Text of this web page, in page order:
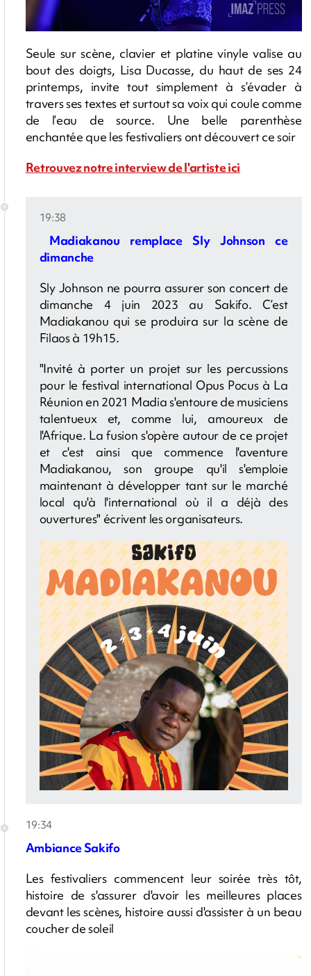
Seule sur scène, clavier et platine vinyle valise au
bout des doigts, Lisa Ducasse, du haut de ses 24
printemps, invite tout simplement à s’évader à
travers ses textes et surtout sa voix qui coule comme
de l’eau de source. Une belle parenthèse
enchantée que les festivaliers ont découvert ce soir
Retrouvez notre interview de l'artiste ici
19:38
Madiakanou remplace Sly Johnson ce
dimanche
Sly Johnson ne pourra assurer son concert de
dimanche 4 juin 2023 au Sakifo. C’est
Madiakanou qui se produira sur la scène de
Filaos à 19h15.
"Invité à porter un projet sur les percussions
pour le festival international Opus Pocus à La
Réunion en 2021 Madia s'entoure de musiciens
talentueux et, comme lui, amoureux de
l'Afrique. La fusion s'opère autour de ce projet
et c'est ainsi que commence l'aventure
Madiakanou, son groupe qu'il s'emploie
maintenant à développer tant sur le marché
local qu'à l'international où il a déjà des
ouvertures" écrivent les organisateurs.
19:34
Ambiance Sakifo
Les festivaliers commencent leur soirée très tôt,
histoire de s'assurer d'avoir les meilleures places
devant les scènes, histoire aussi d'assister à un beau
coucher de soleil